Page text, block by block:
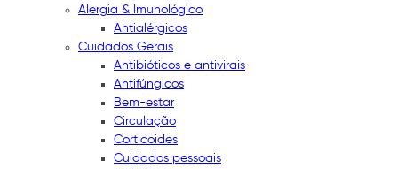
Alergia & Imunológico
Antialérgicos
Cuidados Gerais
Antibióticos e antivirais
Antifúngicos
Bem-estar
Circulação
Corticoides
Cuidados pessoais